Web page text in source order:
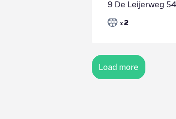
9 De Leijerweg
x 2
Load more